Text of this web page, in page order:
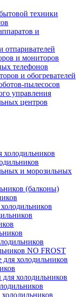
техники
и
отпаривателей
и мониторов
телефонов
и обогревателей
пылесосов
управления
центров
холодильников
и морозильных
(балконы)
NO FROST
холодильников
холодильников